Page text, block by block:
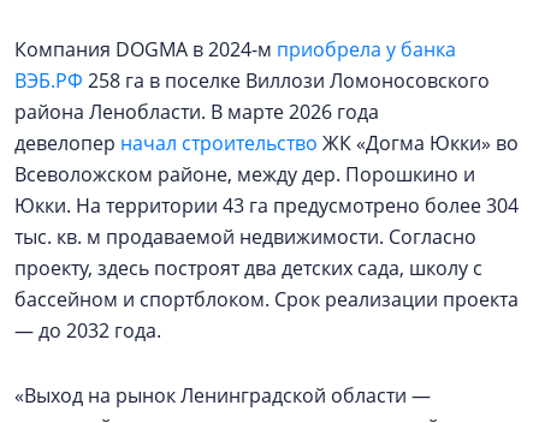
Компания DOGMA в 2024-м приобрела у банка
ВЭБ.РФ 258 га в поселке Виллози Ломоносовского
района Ленобласти. В марте 2026 года
девелопер начал строительство ЖК «Догма Юкки» во
Всеволожском районе, между дер. Порошкино и
Юкки. На территории 43 га предусмотрено более 304
тыс. кв. м продаваемой недвижимости. Согласно
проекту, здесь построят два детских сада, школу с
бассейном и спортблоком. Срок реализации проекта
— до 2032 года.
«Выход на рынок Ленинградской области —